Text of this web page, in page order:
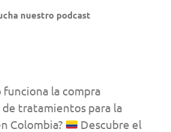
nuestro podcast
funciona la compra
tratamientos para la
Colombia?
Descubre el